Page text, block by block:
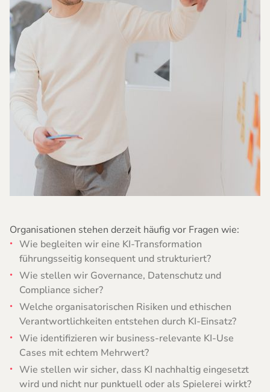
Organisationen stehen derzeit häufig vor Fragen wie:
Wie begleiten wir eine KI-Transformation
führungsseitig konsequent und strukturiert?
Wie stellen wir Governance, Datenschutz und
Compliance sicher?
Welche organisatorischen Risiken und ethischen
Verantwortlichkeiten entstehen durch KI-Einsatz?
Wie identifizieren wir business-relevante KI-Use
Cases mit echtem Mehrwert?
Wie stellen wir sicher, dass KI nachhaltig eingesetzt
wird und nicht nur punktuell oder als Spielerei wirkt?